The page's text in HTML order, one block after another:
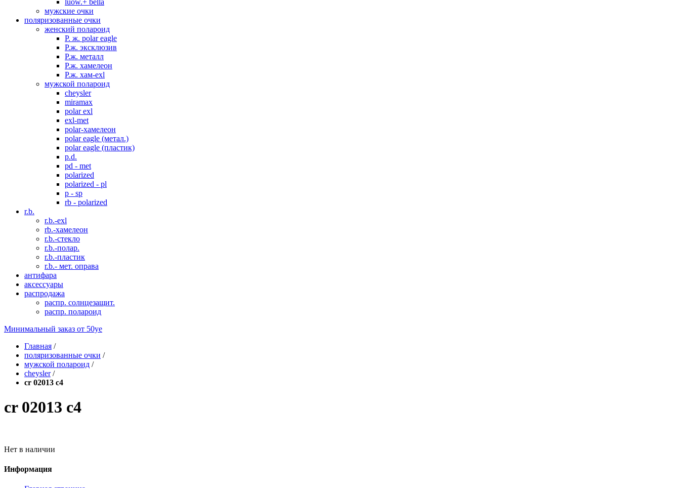
luow.+ bella
мужские очки
поляризованные очки
женский полароид
P. ж. polar eagle
P.ж. эксклюзив
Р.ж. металл
P.ж. хамелеон
Р.ж. хам-exl
мужской полароид
cheysler
miramax
polar exl
exl-met
polar-хамелеон
polar eagle (метал.)
polar eagle (пластик)
p.d.
pd - met
polarized
polarized - pl
p - sp
rb - polarized
r.b.
r.b.-exl
rb.-хамелеон
r.b.-стекло
r.b.-полар.
r.b.-пластик
r.b.- мет. оправа
антифара
аксессуары
распродажа
распр. солнцезащит.
распр. полароид
Минимальный заказ от 50уе
Главная /
поляризованные очки /
мужской полароид /
cheysler /
cr 02013 c4
cr 02013 c4
Нет в наличии
Информация